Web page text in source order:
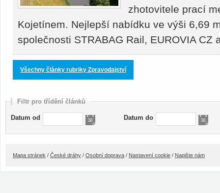
zhotovitele prací
Kojetínem. Nejlepší nabídku ve výši 6,69
společnosti STRABAG Rail, EUROVIA
Všechny články rubriky Zpravodajství
Filtr pro třídění článků
Datum od Datum do
Mapa stránek / České dráhy / Osobní doprava / Nastavení cookie / Napište nám